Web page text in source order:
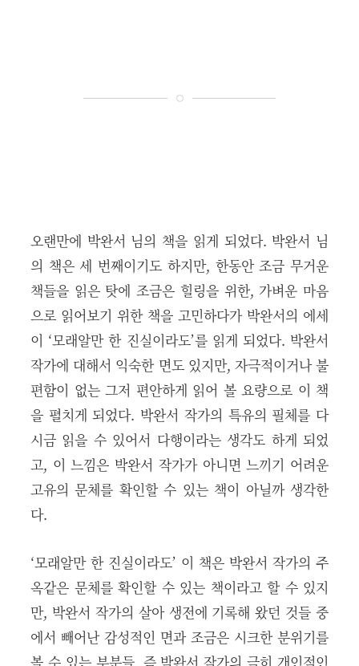
오랜만에 박완서 님의 책을 읽게 되었다. 박완서 님
의 책은 세 번째이기도 하지만, 한동안 조금 무거운
책들을 읽은 탓에 조금은 힐링을 위한, 가벼운 마음
으로 읽어보기 위한 책을 고민하다가 박완서의 에세
이 ‘모래알만 한 진실이라도’를 읽게 되었다. 박완서
작가에 대해서 익숙한 면도 있지만, 자극적이거나 불
편함이 없는 그저 편안하게 읽어 볼 요량으로 이 책
을 펼치게 되었다. 박완서 작가의 특유의 필체를 다
시금 읽을 수 있어서 다행이라는 생각도 하게 되었
고, 이 느낌은 박완서 작가가 아니면 느끼기 어려운
고유의 문체를 확인할 수 있는 책이 아닐까 생각한
다.
‘모래알만 한 진실이라도’ 이 책은 박완서 작가의 주
옥같은 문체를 확인할 수 있는 책이라고 할 수 있지
만, 박완서 작가의 살아 생전에 기록해 왔던 것들 중
에서 빼어난 감성적인 면과 조금은 시크한 분위기를
볼 수 있는 부분들, 즉 박완서 작가의 극히 개인적인